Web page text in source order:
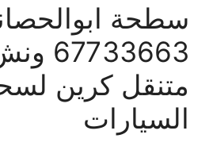
سطحة
متنقل كرين
السيارات